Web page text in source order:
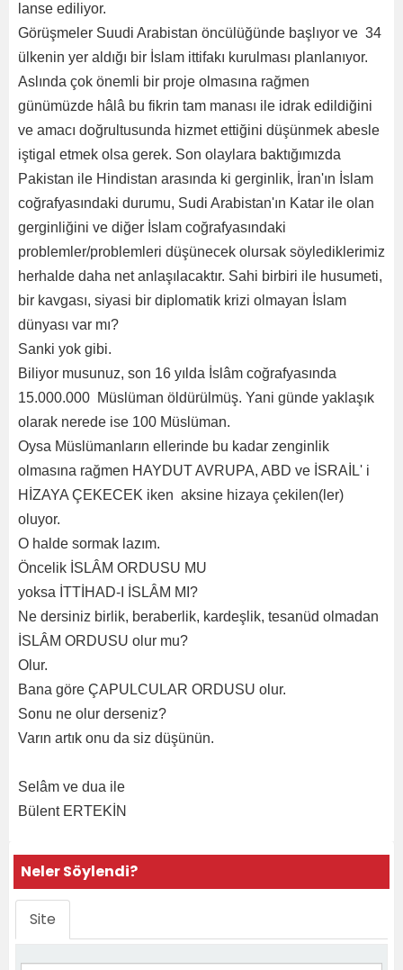
lanse ediliyor.
Görüşmeler Suudi Arabistan öncülüğünde başlıyor ve 34
ülkenin yer aldığı bir İslam ittifakı kurulması planlanıyor.
Aslında çok önemli bir proje olmasına rağmen
günümüzde hâlâ bu fikrin tam manası ile idrak edildiğini
ve amacı doğrultusunda hizmet ettiğini düşünmek abesle
iştigal etmek olsa gerek. Son olaylara baktığımızda
Pakistan ile Hindistan arasında ki gerginlik, İran'ın İslam
coğrafyasındaki durumu, Sudi Arabistan'ın Katar ile olan
gerginliğini ve diğer İslam coğrafyasındaki
problemler/problemleri düşünecek olursak söylediklerimiz
herhalde daha net anlaşılacaktır. Sahi birbiri ile husumeti,
bir kavgası, siyasi bir diplomatik krizi olmayan İslam
dünyası var mı?
Sanki yok gibi.
Biliyor musunuz, son 16 yılda İslâm coğrafyasında
15.000.000 Müslüman öldürülmüş. Yani günde yaklaşık
olarak nerede ise 100 Müslüman.
Oysa Müslümanların ellerinde bu kadar zenginlik
olmasına rağmen HAYDUT AVRUPA, ABD ve İSRAİL' i
HİZAYA ÇEKECEK iken aksine hizaya çekilen(ler)
oluyor.
O halde sormak lazım.
Öncelik İSLÂM ORDUSU MU
yoksa İTTİHAD-I İSLÂM MI?
Ne dersiniz birlik, beraberlik, kardeşlik, tesanüd olmadan
İSLÂM ORDUSU olur mu?
Olur.
Bana göre ÇAPULCULAR ORDUSU olur.
Sonu ne olur derseniz?
Varın artık onu da siz düşünün.
Selâm ve dua ile
Bülent ERTEKİN
Neler Söylendi?
Site